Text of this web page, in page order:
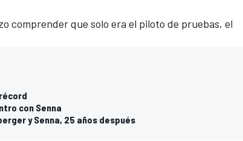
comprender que solo era el piloto de pruebas, el
con Senna
y Senna, 25 años después